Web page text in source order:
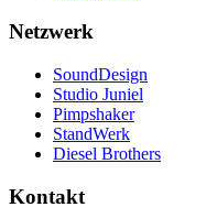
Netzwerk
SoundDesign
Studio Juniel
Pimpshaker
StandWerk
Diesel Brothers
Kontakt